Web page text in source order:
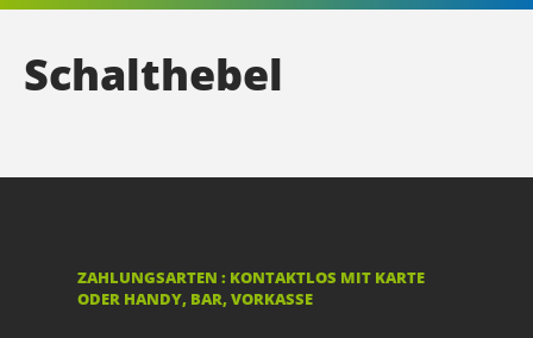
Schalthebel
ZAHLUNGSARTEN : KONTAKTLOS MIT KARTE
ODER HANDY, BAR, VORKASSE